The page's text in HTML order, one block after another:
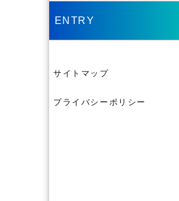
ENTRY
サイトマップ
プライバシーポリシー